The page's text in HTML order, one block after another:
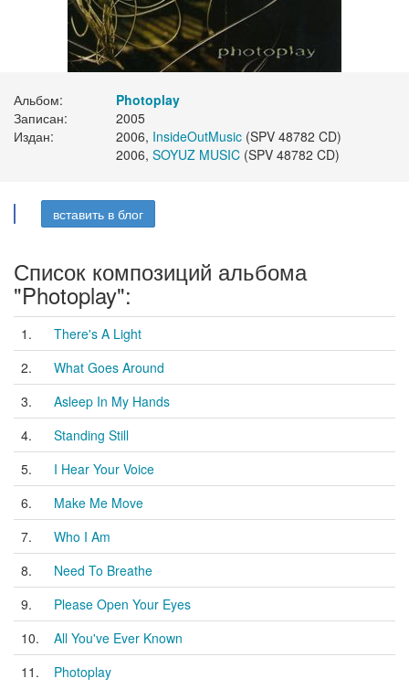
Альбом:
Photoplay
Записан:
2005
Издан:
2006, InsideOutMusic (SPV 48782 CD)
2006, SOYUZ MUSIC (SPV 48782 CD)
вставить в блог
Список композиций альбома
"Photoplay":
1.
There's A Light
2.
What Goes Around
3.
Asleep In My Hands
4.
Standing Still
5.
I Hear Your Voice
6.
Make Me Move
7.
Who I Am
8.
Need To Breathe
9.
Please Open Your Eyes
10.
All You've Ever Known
11.
Photoplay